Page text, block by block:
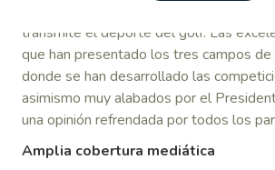
transmite el deporte del golf. Las
que han presentado los tres campos de
donde se han desarrollado las
asimismo muy alabados por el
una opinión refrendada por todos los
Amplia cobertura mediática